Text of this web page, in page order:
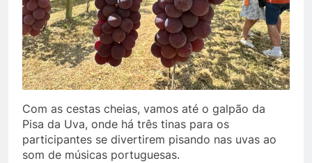
Com as cestas cheias, vamos até o galpão da
Pisa da Uva, onde há três tinas para os
participantes se divertirem pisando nas uvas ao
som de músicas portuguesas.